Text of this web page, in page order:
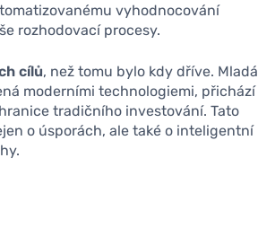
vyhodnocování
rozhodovací procesy.
cílů, než tomu bylo kdy dříve. Mladá
moderními technologiemi, přichází
tradičního investování. Tato
o úsporách, ale také o inteligentní